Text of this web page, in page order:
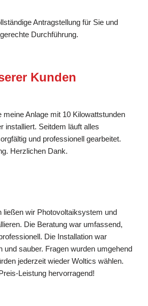
Antragstellung für Sie und
Durchführung.
Kunden
meine Anlage mit 10 Kilowattstunden
installiert. Seitdem läuft alles
und professionell gearbeitet.
Herzlichen Dank.
ließen wir Photovoltaiksystem und
Die Beratung war umfassend,
Die Installation war
und sauber. Fragen wurden umgehend
jederzeit wieder Woltics wählen.
Leistung hervorragend!